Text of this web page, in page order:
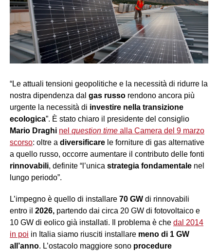
“Le attuali tensioni geopolitiche e la necessità di ridurre la
nostra dipendenza dal gas russo rendono ancora più
urgente la necessità di investire nella transizione
ecologica”. È stato chiaro il presidente del consiglio
Mario Draghi nel question time alla Camera del 9 marzo
scorso: oltre a diversificare le forniture di gas alternative
a quello russo, occorre aumentare il contributo delle fonti
rinnovabili, definite “l’unica strategia fondamentale nel
lungo periodo”.
L’impegno è quello di installare 70 GW di rinnovabili
entro il 2026, partendo dai circa 20 GW di fotovoltaico e
10 GW di eolico già installati. Il problema è che dal 2014
in poi in Italia siamo riusciti installare meno di 1 GW
all’anno. L’ostacolo maggiore sono procedure